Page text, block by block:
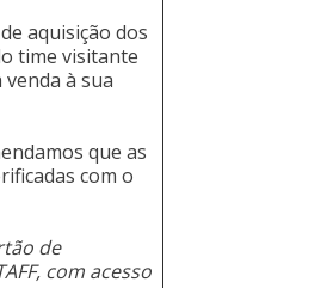
aquisição dos
time visitante
à sua
que as
com o
de
com acesso